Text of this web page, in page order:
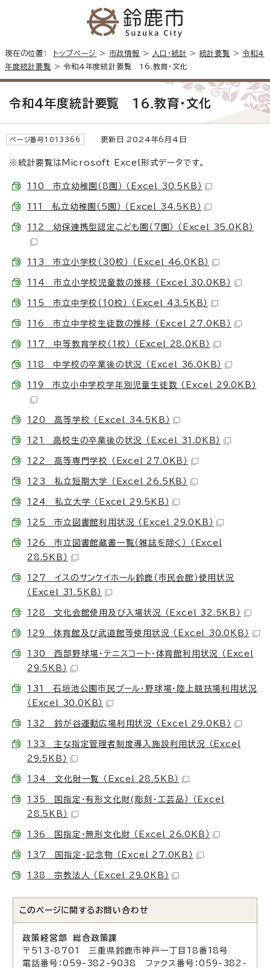
現在の位置： トップページ > 市政情報 > 人口・統計 > 統計要覧 >令和4
年度統計要覧 > 令和4年度統計要覧 16.教育・文化
令和4年度統計要覧 16.教育・文化
ページ番号1013366 更新日 2024年6月4日
※統計要覧はMicrosoft Excel形式データです。
110 市立幼稚園（8園） （Excel 30.5KB）
111 私立幼稚園（5園） （Excel 34.5KB）
112 幼保連携型認定こども園（7園） （Excel 35.0KB）
113 市立小学校（30校） （Excel 46.0KB）
114 市立小学校児童数の推移 （Excel 30.0KB）
115 市立中学校（10校） （Excel 43.5KB）
116 市立中学校生徒数の推移 （Excel 27.0KB）
117 中等教育学校（1校） （Excel 28.0KB）
118 中学校の卒業後の状況 （Excel 36.0KB）
119 市立小中学校学年別児童生徒数 （Excel 29.0KB）
120 高等学校 （Excel 34.5KB）
121 高校生の卒業後の状況 （Excel 31.0KB）
122 高等専門学校 （Excel 27.0KB）
123 私立短期大学 （Excel 26.5KB）
124 私立大学 （Excel 29.5KB）
125 市立図書館利用状況 （Excel 29.0KB）
126 市立図書館蔵書一覧（雑誌を除く） （Excel
28.5KB）
127 イスのサンケイホール鈴鹿（市民会館）使用状況
（Excel 31.5KB）
128 文化会館使用及び入場状況 （Excel 32.5KB）
129 体育館及び武道館等使用状況 （Excel 30.0KB）
130 西部野球場・テニスコート・体育館利用状況 （Excel
29.5KB）
131 石垣池公園市民プール・野球場・陸上競技場利用状況
（Excel 30.0KB）
132 鈴が谷運動広場利用状況 （Excel 29.0KB）
133 主な指定管理者制度導入施設利用状況 （Excel
29.5KB）
134 文化財一覧 （Excel 28.5KB）
135 国指定・有形文化財(彫刻・工芸品） （Excel
28.5KB）
136 国指定・無形文化財 （Excel 26.0KB）
137 国指定・記念物 （Excel 27.0KB）
138 宗教法人 （Excel 29.0KB）
このページに関する お問い合わせ
政策経営部 総合政策課
〒513-8701 三重県鈴鹿市神戸一丁目18番18号
電話番号：059-382-9038 ファクス番号：059-382-